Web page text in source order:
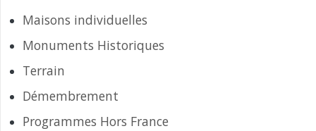
Maisons individuelles
Monuments Historiques
Terrain
Démembrement
Programmes Hors France